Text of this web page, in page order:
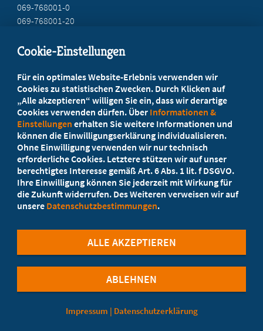
069-768001-0
069-768001-20
Ihr Landesverband berät Sie!
Ansprechpartner
Werden Sie jetzt Mitglied
5 Vorteile einer MB-Mitgliedschaft
©Marburger Bund
Cookie-Einstellungen Kontaktformular
Cookie-Einstellungen
Für ein optimales Website-Erlebnis verwenden wir
Cookies zu statistischen Zwecken. Durch Klicken auf
„Alle akzeptieren“ willigen Sie ein, dass wir derartige
Cookies verwenden dürfen. Über Informationen &
Einstellungen erhalten Sie weitere Informationen und
können die Einwilligungserklärung individualisieren.
Ohne Einwilligung verwenden wir nur technisch
erforderliche Cookies. Letztere stützen wir auf unser
berechtigtes Interesse gemäß Art. 6 Abs. 1 lit. f DSGVO.
Ihre Einwilligung können Sie jederzeit mit Wirkung für
die Zukunft widerrufen. Des Weiteren verweisen wir auf
unsere Datenschutzbestimmungen.
ABLEHNEN
ALLE AKZEPTIEREN
Impressum | Datenschutzerklärung